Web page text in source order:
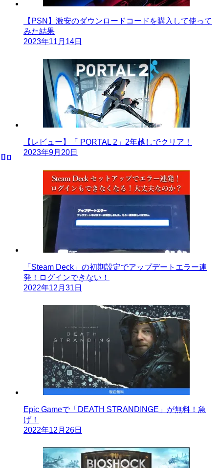
【PSN】激安のダウンロードコードを購入して使って
みた結果
2023年11月14日
【レビュー】「 PORTAL 2」2年越しでクリア！
2023年9月20日
「Steam Deck」の初期設定でアップデートエラー連
発！ログインできない！
2022年12月31日
Epic Gameで「DEATH STRANDINGE」が無料！急
げ！
2022年12月26日